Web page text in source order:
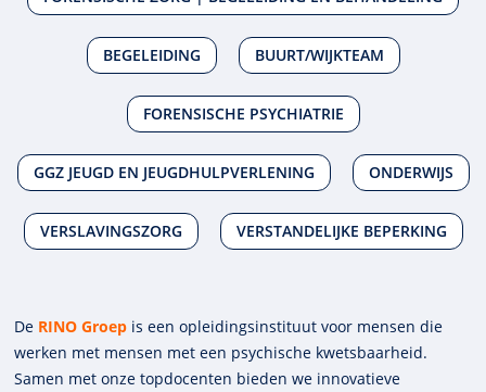
BEGELEIDING BUURT/WIJKTEAM
FORENSISCHE PSYCHIATRIE
GGZ JEUGD EN JEUGDHULPVERLENING ONDERWIJS
VERSLAVINGSZORG VERSTANDELIJKE BEPERKING
De RINO Groep is een opleidings­insti­tuut voor mensen die
werken met mensen met een psychische kwets­baar­heid.
Samen met onze top­docenten bieden we innova­tieve